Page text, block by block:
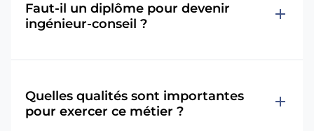
Faut-il un diplôme pour devenir
ingénieur-conseil ?
add
Quelles qualités sont importantes
pour exercer ce métier ?
add